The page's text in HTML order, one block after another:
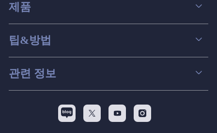
제품
데이터 복구
파티션 관리
스크린 레코더
백업&복원
팁&방법
컴퓨터 데이터 복구 팁
맥 데이터 복구 팁
디스크 파티션 팁
관련 정보
리셀러
  